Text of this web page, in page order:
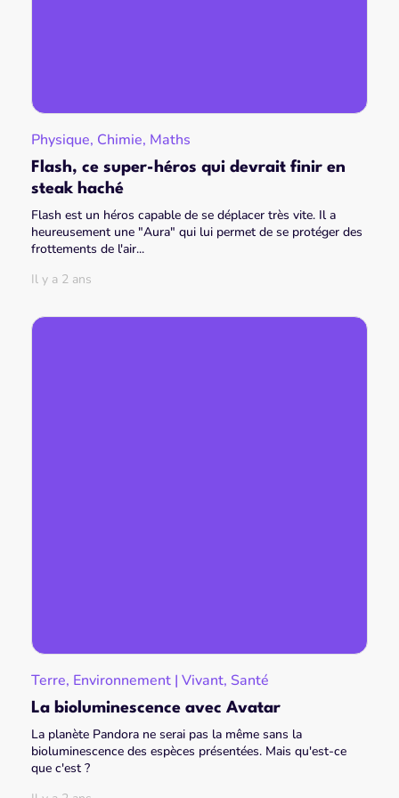
Physique, Chimie, Maths
Flash, ce super-héros qui devrait finir en
steak haché
Flash est un héros capable de se déplacer très vite. Il a
heureusement une "Aura" qui lui permet de se protéger des
frottements de l'air...
Il y a 2 ans
Terre, Environnement | Vivant, Santé
La bioluminescence avec Avatar
La planète Pandora ne serai pas la même sans la
bioluminescence des espèces présentées. Mais qu'est-ce
que c'est ?